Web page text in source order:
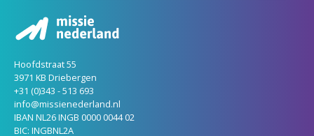
Hoofdstraat 55
3971 KB Driebergen
+31 (0)343 - 513 693
info@missienederland.nl
IBAN NL26 INGB 0000 0044 02
BIC: INGBNL2A